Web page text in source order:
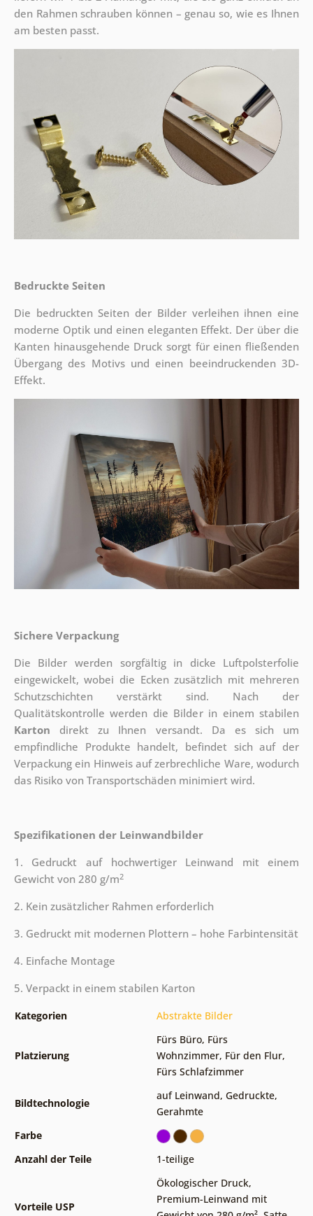
den Rahmen schrauben können – genau so, wie es Ihnen
am besten passt.
Bedruckte Seiten
Die bedruckten Seiten der Bilder verleihen ihnen eine
moderne Optik und einen eleganten Effekt. Der über die
Kanten hinausgehende Druck sorgt für einen fließenden
Übergang des Motivs und einen beeindruckenden 3D-
Effekt.
Sichere Verpackung
Die Bilder werden sorgfältig in dicke Luftpolsterfolie
eingewickelt, wobei die Ecken zusätzlich mit mehreren
Schutzschichten verstärkt sind. Nach der
Qualitätskontrolle werden die Bilder in einem stabilen
Karton direkt zu Ihnen versandt. Da es sich um
empfindliche Produkte handelt, befindet sich auf der
Verpackung ein Hinweis auf zerbrechliche Ware, wodurch
das Risiko von Transportschäden minimiert wird.
Spezifikationen der Leinwandbilder
1. Gedruckt auf hochwertiger Leinwand mit einem
Gewicht von 280 g/m2
2. Kein zusätzlicher Rahmen erforderlich
3. Gedruckt mit modernen Plottern – hohe Farbintensität
4. Einfache Montage
5. Verpackt in einem stabilen Karton
Kategorien Abstrakte Bilder
Platzierung
Fürs Büro, Fürs
Wohnzimmer, Für den Flur,
Fürs Schlafzimmer
Bildtechnologie
auf Leinwand, Gedruckte,
Gerahmte
Farbe
Anzahl der Teile
1-teilige
Vorteile USP
Ökologischer Druck,
Premium-Leinwand mit